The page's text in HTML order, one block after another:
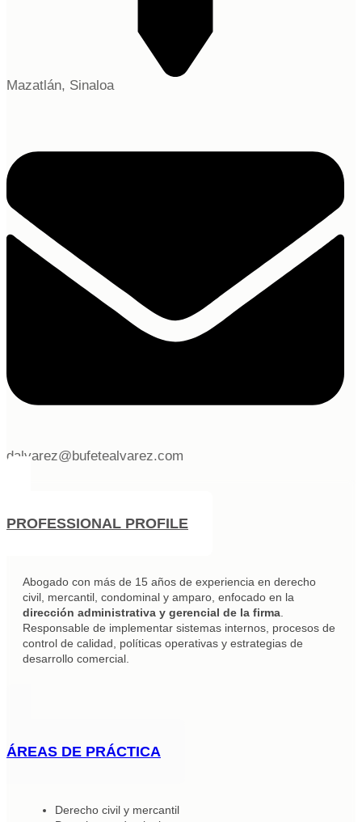
Mazatlán, Sinaloa
dalvarez@bufetealvarez.com
PROFESSIONAL PROFILE
Abogado con más de 15 años de experiencia en derecho
civil, mercantil, condominal y amparo, enfocado en la
dirección administrativa y gerencial de la firma
Responsable de implementar sistemas internos, procesos de
control de calidad, políticas operativas y estrategias de
desarrollo comercial.
ÁREAS DE PRÁCTICA
Derecho civil y mercantil